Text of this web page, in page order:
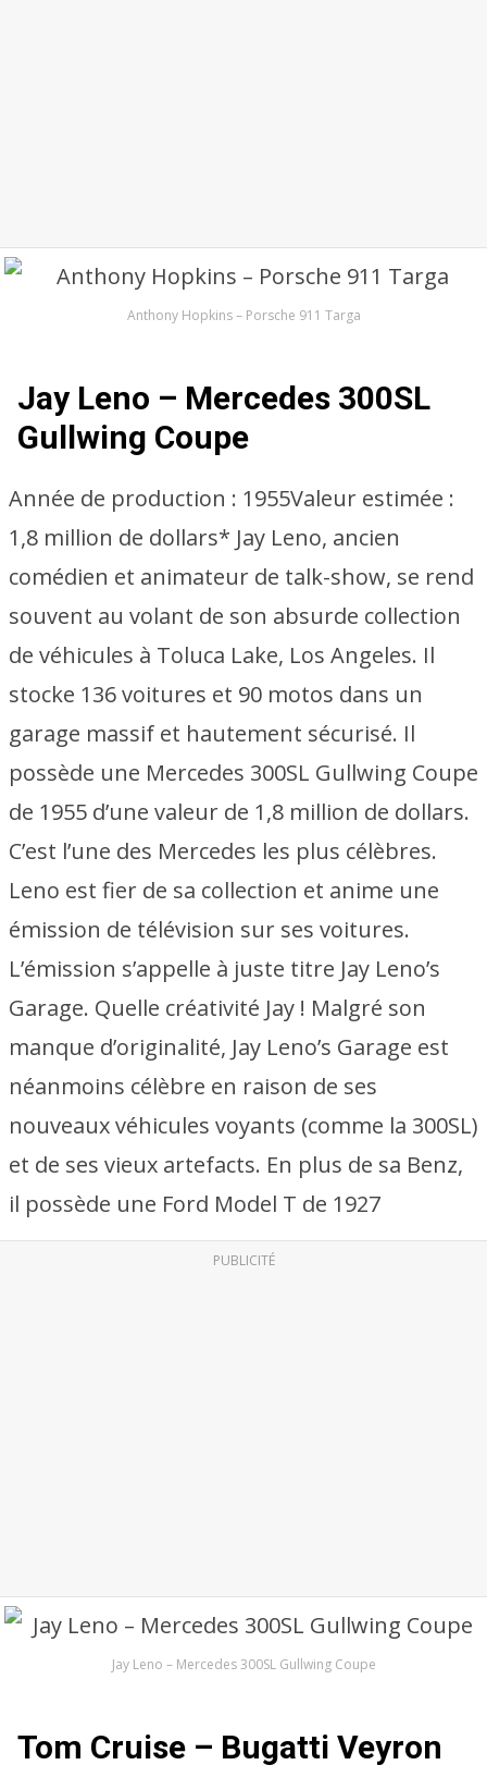
Anthony Hopkins – Porsche 911 Targa
Jay Leno – Mercedes 300SL
Gullwing Coupe
Année de production : 1955Valeur estimée :
1,8 million de dollars* Jay Leno, ancien
comédien et animateur de talk-show, se rend
souvent au volant de son absurde collection
de véhicules à Toluca Lake, Los Angeles. Il
stocke 136 voitures et 90 motos dans un
garage massif et hautement sécurisé. Il
possède une Mercedes 300SL Gullwing Coupe
de 1955 d’une valeur de 1,8 million de dollars.
C’est l’une des Mercedes les plus célèbres.
Leno est fier de sa collection et anime une
émission de télévision sur ses voitures.
L’émission s’appelle à juste titre Jay Leno’s
Garage. Quelle créativité Jay ! Malgré son
manque d’originalité, Jay Leno’s Garage est
néanmoins célèbre en raison de ses
nouveaux véhicules voyants (comme la 300SL)
et de ses vieux artefacts. En plus de sa Benz,
il possède une Ford Model T de 1927
PUBLICITÉ
Jay Leno – Mercedes 300SL Gullwing Coupe
Tom Cruise – Bugatti Veyron